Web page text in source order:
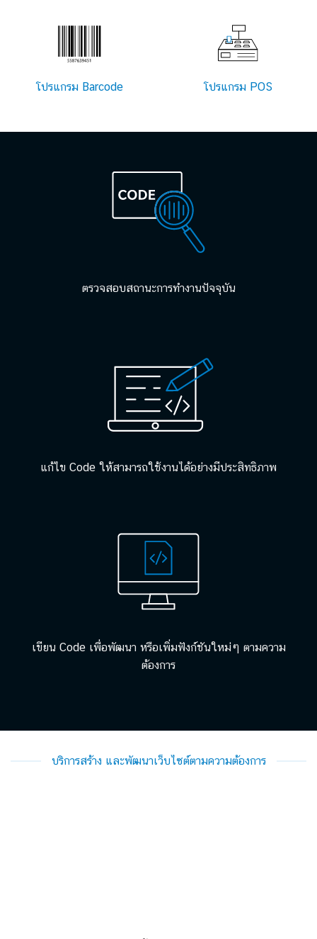
โปรแกรม Barcode โปรแกรม POS
ตรวจสอบสถานะการทำงานปัจจุบัน
แก้ไข Code ให้สามารถใช้งานได้อย่างมีประสิทธิภาพ
เขียน Code เพื่อพัฒนา หรือเพิ่มฟังก์ชันใหม่ๆ ตามความ
ต้องการ
บริการสร้าง และพัฒนาเว็บไซต์ตามความต้องการ